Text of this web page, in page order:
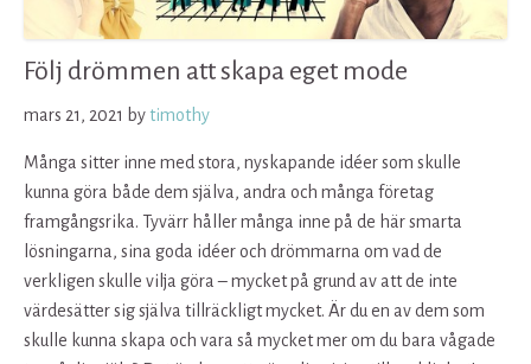
Följ drömmen att skapa eget mode
mars 21, 2021 bytimothy
Många sitter inne med stora, nyskapande idéer som skulle
kunna göra både dem själva, andra och många företag
framgångsrika. Tyvärr håller många inne på de här smarta
lösningarna, sina goda idéer och drömmarna om vad de
verkligen skulle vilja göra – mycket på grund av att de inte
värdesätter sig själva tillräckligt mycket. Är du en av dem som
skulle kunna skapa och vara så mycket mer om du bara vågade